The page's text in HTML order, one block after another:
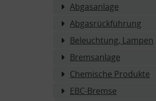
Abgasanlage
Abgasrückführung
Beleuchtung, Lampen
Bremsanlage
Chemische Produkte
EBC-Bremse